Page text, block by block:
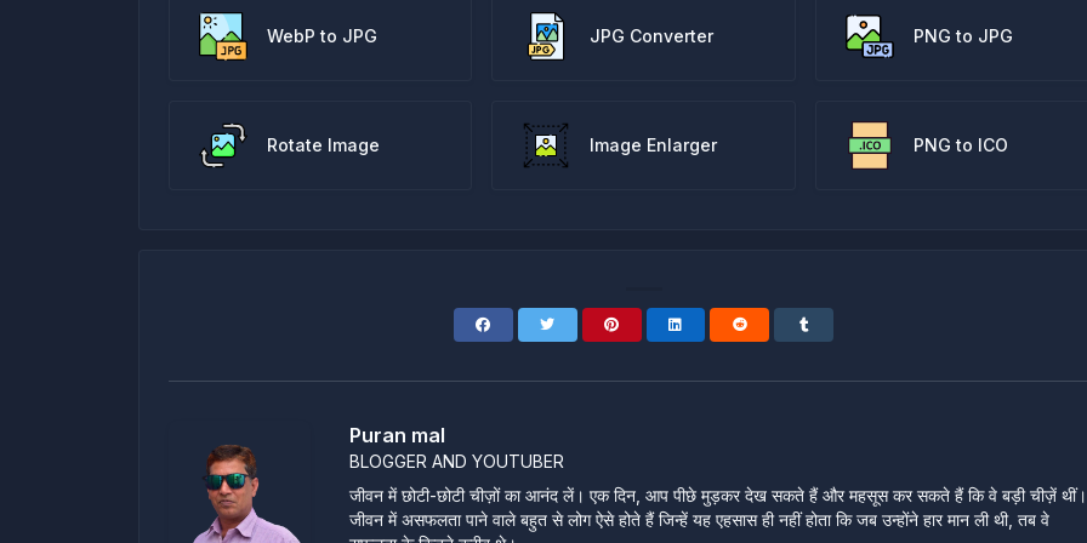
WebP to JPG JPG Converter PNG to JPG
Rotate Image Image Enlarger PNG to ICO
Puran mal
BLOGGER AND YOUTUBER
जीवन में छोटी-छोटी चीज़ों का आनंद लें। एक दिन, आप पीछे मुड़कर देख सकते हैं और महसूस कर सकते हैं कि वे बड़ी चीज़ें थीं।
जीवन में असफलता पाने वाले बहुत से लोग ऐसे होते हैं जिन्हें यह एहसास ही नहीं होता कि जब उन्होंने हार मान ली थी, तब वे